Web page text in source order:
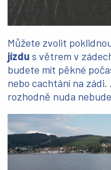
Můžete zvolit
jízdu s větrem v
budete mít pěkné
nebo cachtání na
rozhodně nuda